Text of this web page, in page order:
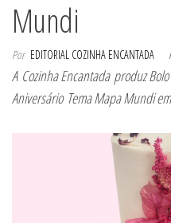
Mundi
Por EDITORIAL COZINHA ENCANTADA
A Cozinha Encantada produz
Aniversário Tema Mapa Mundi